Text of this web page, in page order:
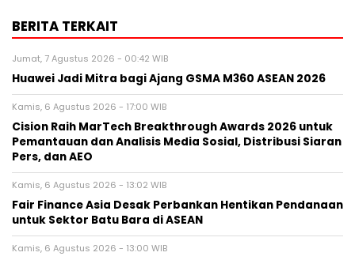
BERITA TERKAIT
Jumat, 7 Agustus 2026 - 00:42 WIB
Huawei Jadi Mitra bagi Ajang GSMA M360 ASEAN 2026
Kamis, 6 Agustus 2026 - 17:00 WIB
Cision Raih MarTech Breakthrough Awards 2026 untuk
Pemantauan dan Analisis Media Sosial, Distribusi Siaran
Pers, dan AEO
Kamis, 6 Agustus 2026 - 13:02 WIB
Fair Finance Asia Desak Perbankan Hentikan Pendanaan
untuk Sektor Batu Bara di ASEAN
Kamis, 6 Agustus 2026 - 13:00 WIB